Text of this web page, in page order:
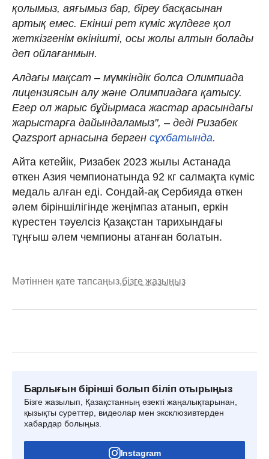
қолымыз, аяғымыз бар, біреу басқасынан
артық емес. Екінші рет күміс жүлдеге қол
жеткізгенім өкінішті, осы жолы алтын болады
деп ойлағанмын.
Алдағы мақсат – мүмкіндік болса Олимпиада
лицензиясын алу және Олимпиадаға қатысу.
Егер ол жарыс бұйырмаса жастар арасындағы
жарыстарға дайындаламыз", – деді Ризабек
Qazsport арнасына берген сұхбатында.
Айта кетейік, Ризабек 2023 жылы Астанада
өткен Азия чемпионатында 92 кг салмақта күміс
медаль алған еді. Сондай-ақ Сербияда өткен
әлем біріншілігінде жеңімпаз атанып, еркін
күрестен тәуелсіз Қазақстан тарихындағы
тұңғыш әлем чемпионы атанған болатын.
Мәтіннен қате тапсаңыз,бізге жазыңыз
Барлығын бірінші болып біліп отырыңыз
Бізге жазылып, Қазақстанның өзекті жаңалықтарынан,
қызықты суреттер, видеолар мен эксклюзивтерден
хабардар болыңыз.
Instagram